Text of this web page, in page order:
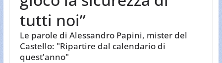
tutti noi”
Le parole di Alessandro Papini, mister del
Castello: "Ripartire dal calendario di
quest'anno"